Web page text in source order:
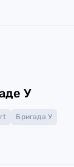
У
Бригада У